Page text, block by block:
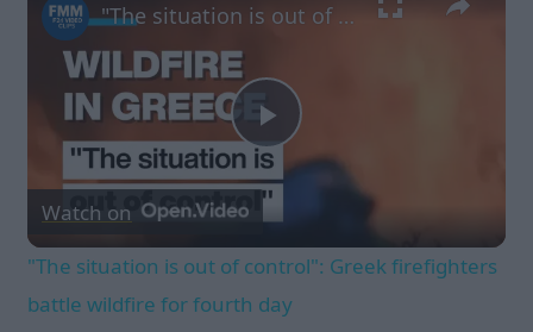
Play
Video
"The situation is out of control": Greek firefighters battle wildfire for fourth day
Watch on
"The situation is out of control": Greek firefighters
battle wildfire for fourth day